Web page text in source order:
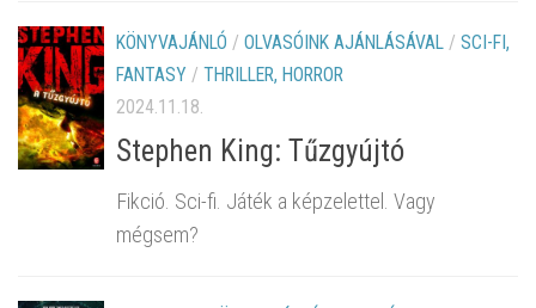
KÖNYVAJÁNLÓ / OLVASÓINK AJÁNLÁSÁVAL / SCI-FI,
FANTASY / THRILLER, HORROR
2024.11.18.
Stephen King: Tűzgyújtó
Fikció. Sci-fi. Játék a képzelettel. Vagy
mégsem?